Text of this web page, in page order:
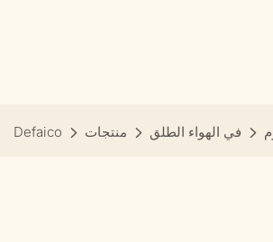
Defaico منتجات في الهواء الطلق